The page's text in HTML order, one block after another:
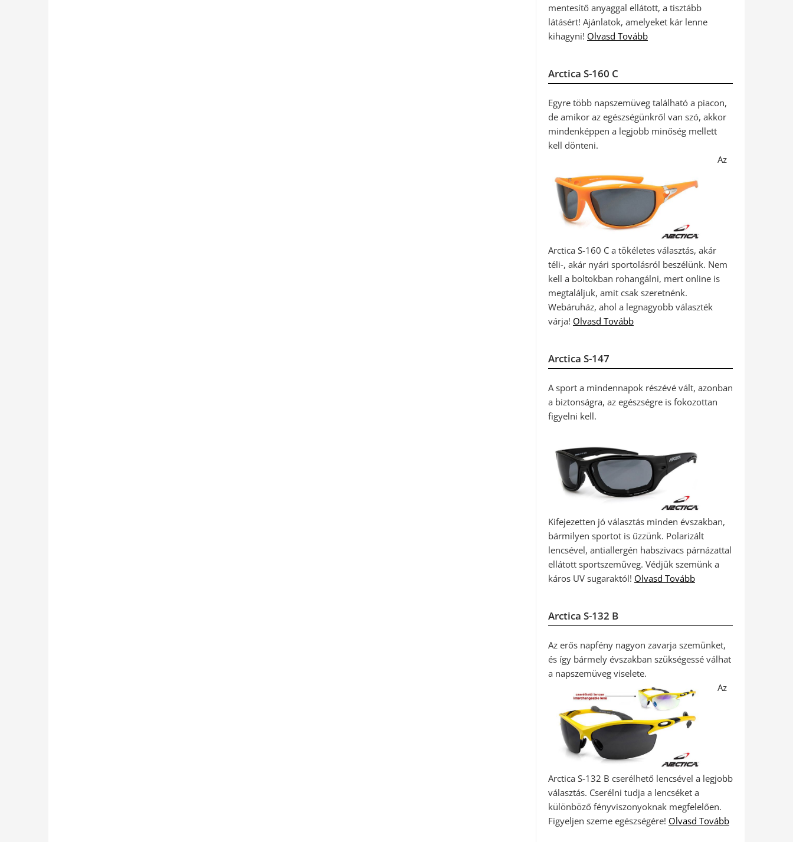
mentesítő anyaggal ellátott, a tisztább
látásért! Ajánlatok, amelyeket kár lenne
kihagyni! Olvasd Tovább
Arctica S-160 C
Egyre több napszemüveg található a piacon,
de amikor az egészségünkről van szó, akkor
mindenképpen a legjobb minőség mellett
kell dönteni.
Az
Arctica S-160 C a tökéletes választás, akár
téli-, akár nyári sportolásról beszélünk. Nem
kell a boltokban rohangálni, mert online is
megtaláljuk, amit csak szeretnénk.
Webáruház, ahol a legnagyobb választék
várja! Olvasd Tovább
Arctica S-147
A sport a mindennapok részévé vált, azonban
a biztonságra, az egészségre is fokozottan
figyelni kell.
Kifejezetten jó választás minden évszakban,
bármilyen sportot is űzzünk. Polarizált
lencsével, antiallergén habszivacs párnázattal
ellátott sportszemüveg. Védjük szemünk a
káros UV sugaraktól! Olvasd Tovább
Arctica S-132 B
Az erős napfény nagyon zavarja szemünket,
és így bármely évszakban szükségessé válhat
a napszemüveg viselete.
Az
Arctica S-132 B cserélhető lencsével a legjobb
választás. Cserélni tudja a lencséket a
különböző fényviszonyoknak megfelelően.
Figyeljen szeme egészségére! Olvasd Tovább